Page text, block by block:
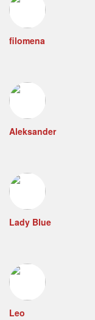
filomena
Aleksander
Lady Blue
Leo